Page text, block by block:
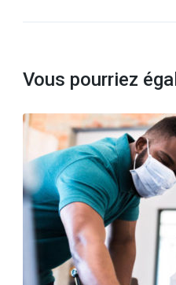
Vous pourriez